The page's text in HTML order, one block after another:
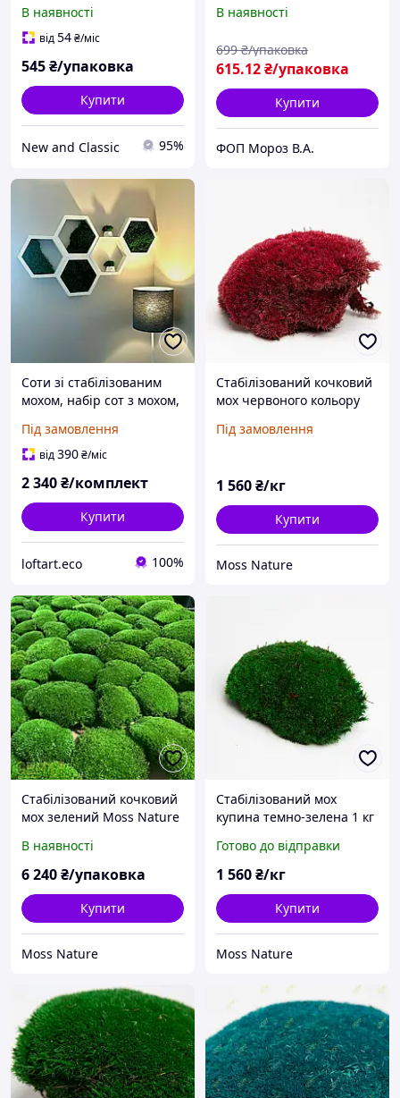
В наявності
від54₴/міс
545₴/упаковка
Купити
New and Classic 95%
В наявності
615.12₴/упаковка
699 ₴/упаковка
Купити
ФОП Мороз В.А.
Соти зі стабілізованим
мохом, набір сот з мохом,
настінна картина з мохом
Під замовлення
від390₴/міс
2 340₴/комплект
Купити
loftart.eco 100%
Стабілізований кочковий
мох червоного кольору
Під замовлення
1 560₴/кг
Купити
Moss Nature
Стабілізований кочковий
мох зелений Moss Nature
В наявності
6 240₴/упаковка
Купити
Moss Nature
Стабілізований мох
купина темно-зелена 1 кг
Готово до відправки
1 560₴/кг
Купити
Moss Nature